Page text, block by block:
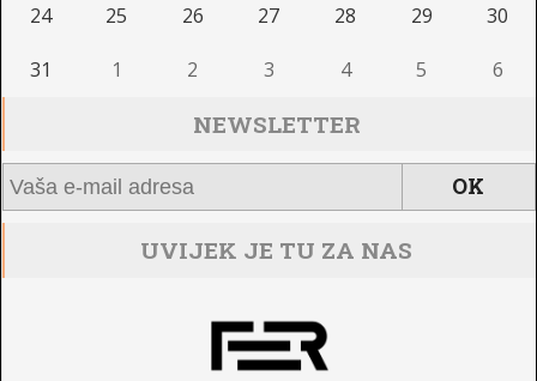
24 25 26 27 28 29 30
31 1 2 3 4 5 6
NEWSLETTER
UVIJEK JE TU ZA NAS